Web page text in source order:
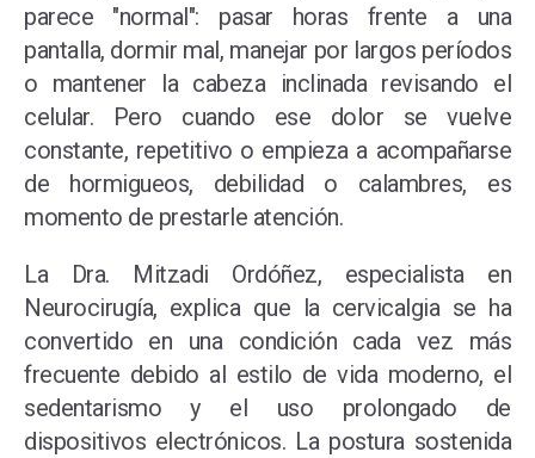
parece "normal": pasar horas frente a una
pantalla, dormir mal, manejar por largos períodos
o mantener la cabeza inclinada revisando el
celular. Pero cuando ese dolor se vuelve
constante, repetitivo o empieza a acompañarse
de hormigueos, debilidad o calambres, es
momento de prestarle atención.
La Dra. Mitzadi Ordóñez, especialista en
Neurocirugía, explica que la cervicalgia se ha
convertido en una condición cada vez más
frecuente debido al estilo de vida moderno, el
sedentarismo y el uso prolongado de
dispositivos electrónicos. La postura sostenida